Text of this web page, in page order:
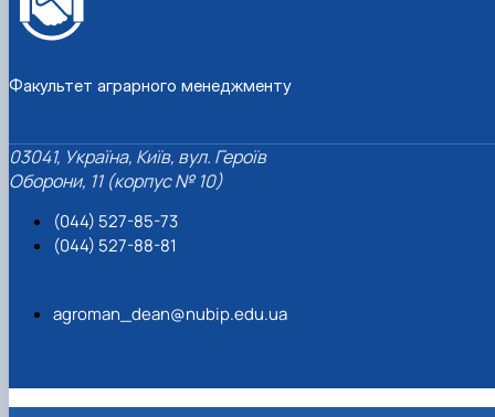
Факультет аграрного менеджменту
03041, Україна, Київ, вул. Героїв
Оборони, 11 (корпус № 10)
(044) 527-85-73
(044) 527-88-81
agroman_dean@nubip.edu.ua